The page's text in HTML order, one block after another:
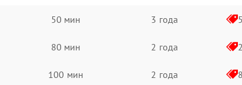
50 мин 3 года
80 мин 2 года
100 мин 2 года